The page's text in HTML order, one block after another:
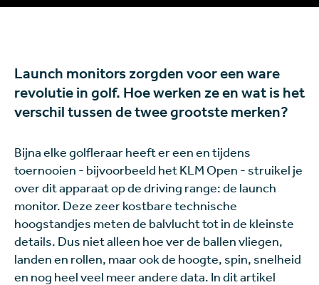
Launch monitors zorgden voor een ware
revolutie in golf. Hoe werken ze en wat is het
verschil tussen de twee grootste merken?
Bijna elke golfleraar heeft er een en tijdens
toernooien - bijvoorbeeld het KLM Open - struikel je
over dit apparaat op de driving range: de launch
monitor. Deze zeer kostbare technische
hoogstandjes meten de balvlucht tot in de kleinste
details. Dus niet alleen hoe ver de ballen vliegen,
landen en rollen, maar ook de hoogte, spin, snelheid
en nog heel veel meer andere data. In dit artikel